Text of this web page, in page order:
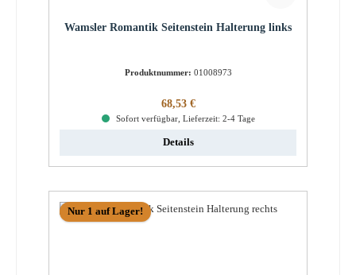
Wamsler Romantik Seitenstein Halterung links
Produktnummer: 01008973
Regulärer Preis:
68,53 €
Sofort verfügbar, Lieferzeit: 2-4 Tage
Details
Nur 1 auf Lager!